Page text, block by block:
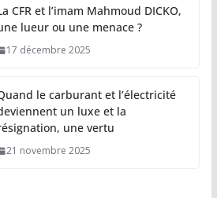
CFR et l’imam Mahmoud DICKO,
lueur ou une menace ?
17 décembre 2025
le carburant et l’électricité
un luxe et la
une vertu
21 novembre 2025